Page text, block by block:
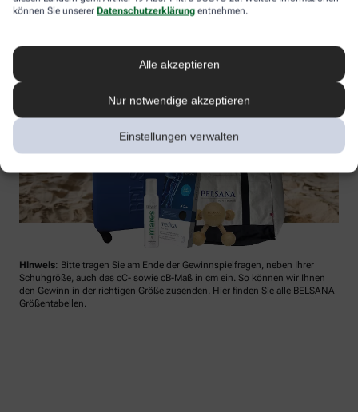
können Sie unserer Datenschutzerklärung entnehmen.
Alle akzeptieren
Nur notwendige akzeptieren
Einstellungen verwalten
Hinweis: Bitte tragen Sie am Ende der Gewinnspielfragen, neben Ihrer
Schuhgröße, auch das cC- sowie cB-Maß in cm ein. So können wir Ihnen
den Gewinn in der richtigen Größe zusenden. Hier finden Sie alle BELSANA
Größentabellen.